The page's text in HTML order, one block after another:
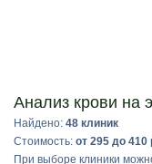
Анализ крови на
Найдено: 48 клиник
Стоимость: от 295 до 410
При выборе клиники